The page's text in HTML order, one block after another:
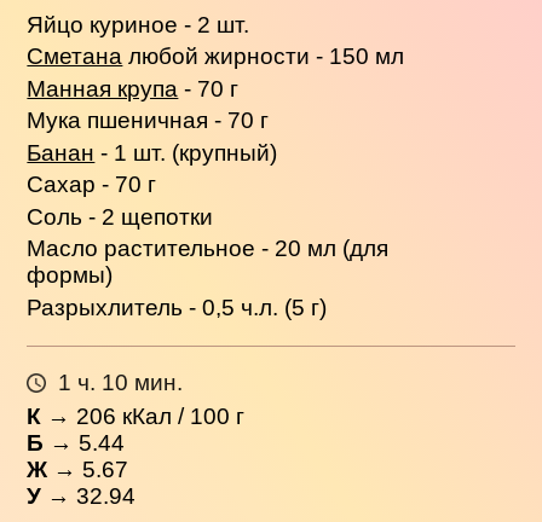
Яйцо куриное - 2 шт.
Сметана любой жирности - 150 мл
Манная крупа - 70 г
Мука пшеничная - 70 г
Банан - 1 шт. (крупный)
Сахар - 70 г
Соль - 2 щепотки
Масло растительное - 20 мл (для
формы)
Разрыхлитель - 0,5 ч.л. (5 г)
1 ч. 10 мин.
К → 206 кКал / 100 г
Б → 5.44
Ж → 5.67
У → 32.94